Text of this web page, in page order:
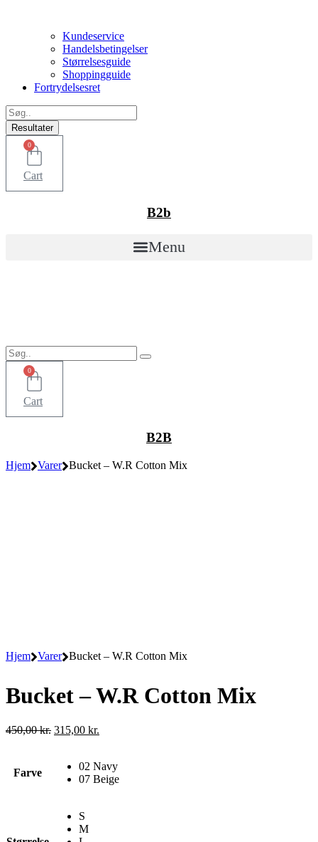
Kundeservice
Handelsbetingelser
Størrelsesguide
Shoppingguide
Fortrydelsesret
Search
...Resultater
0
Cart
B2b
Menu
0
Cart
B2B
Hjem Varer Bucket – W.R Cotton Mix
Hjem Varer Bucket – W.R Cotton Mix
Bucket – W.R Cotton Mix
450,00kr. Den
var:
450,00 kr..
315,00 kr.
er:
315,00 kr..
Farve
02 Navy
07 Beige
S
M